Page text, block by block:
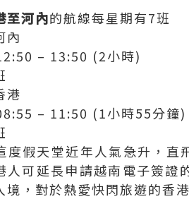
至河內的航線每星期有7班
內
– 13:50 (2小時)
港
– 11:50 (1小時55分鐘)
度假天堂近年人氣急升，
人可延長申請越南電子簽證
境，對於熱愛快閃旅遊的香